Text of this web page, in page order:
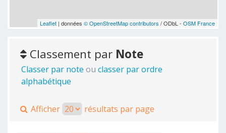
Leaflet| données © OpenStreetMap contributors / ODbL - OSM France
Classement par Note
Classer par note ou classer par ordre
alphabétique
Afficher résultats par page